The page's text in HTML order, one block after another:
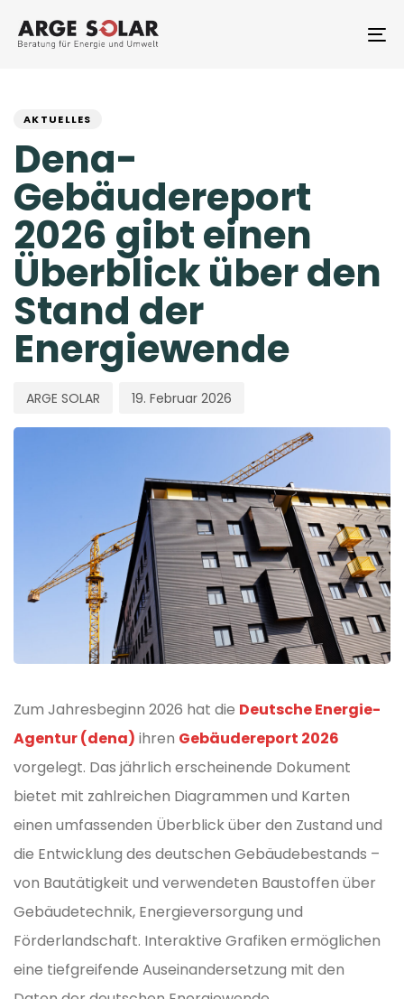
links
primary
content
AKTUELLES
Dena-
Gebäudereport
2026 gibt einen
Überblick über den
Stand der
Energiewende
ARGE SOLAR 19. Februar 2026
Zum Jahresbeginn 2026 hat die Deutsche Energie-
Agentur (dena) ihren Gebäudereport 2026
vorgelegt. Das jährlich erscheinende Dokument
bietet mit zahlreichen Diagrammen und Karten
einen umfassenden Überblick über den Zustand und
die Entwicklung des deutschen Gebäudebestands –
von Bautätigkeit und verwendeten Baustoffen über
Gebäudetechnik, Energieversorgung und
Förderlandschaft. Interaktive Grafiken ermöglichen
eine tiefgreifende Auseinandersetzung mit den